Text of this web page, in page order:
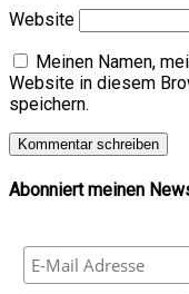
Website
Meinen Namen,
Website in diesem
speichern.
Abonniert meinen